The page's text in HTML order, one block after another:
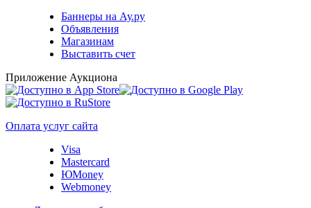
Баннеры на Ау.ру
Объявления
Магазинам
Выставить счет
Приложение Аукциона
Оплата услуг сайта
Visa
Mastercard
ЮMoney
Webmoney